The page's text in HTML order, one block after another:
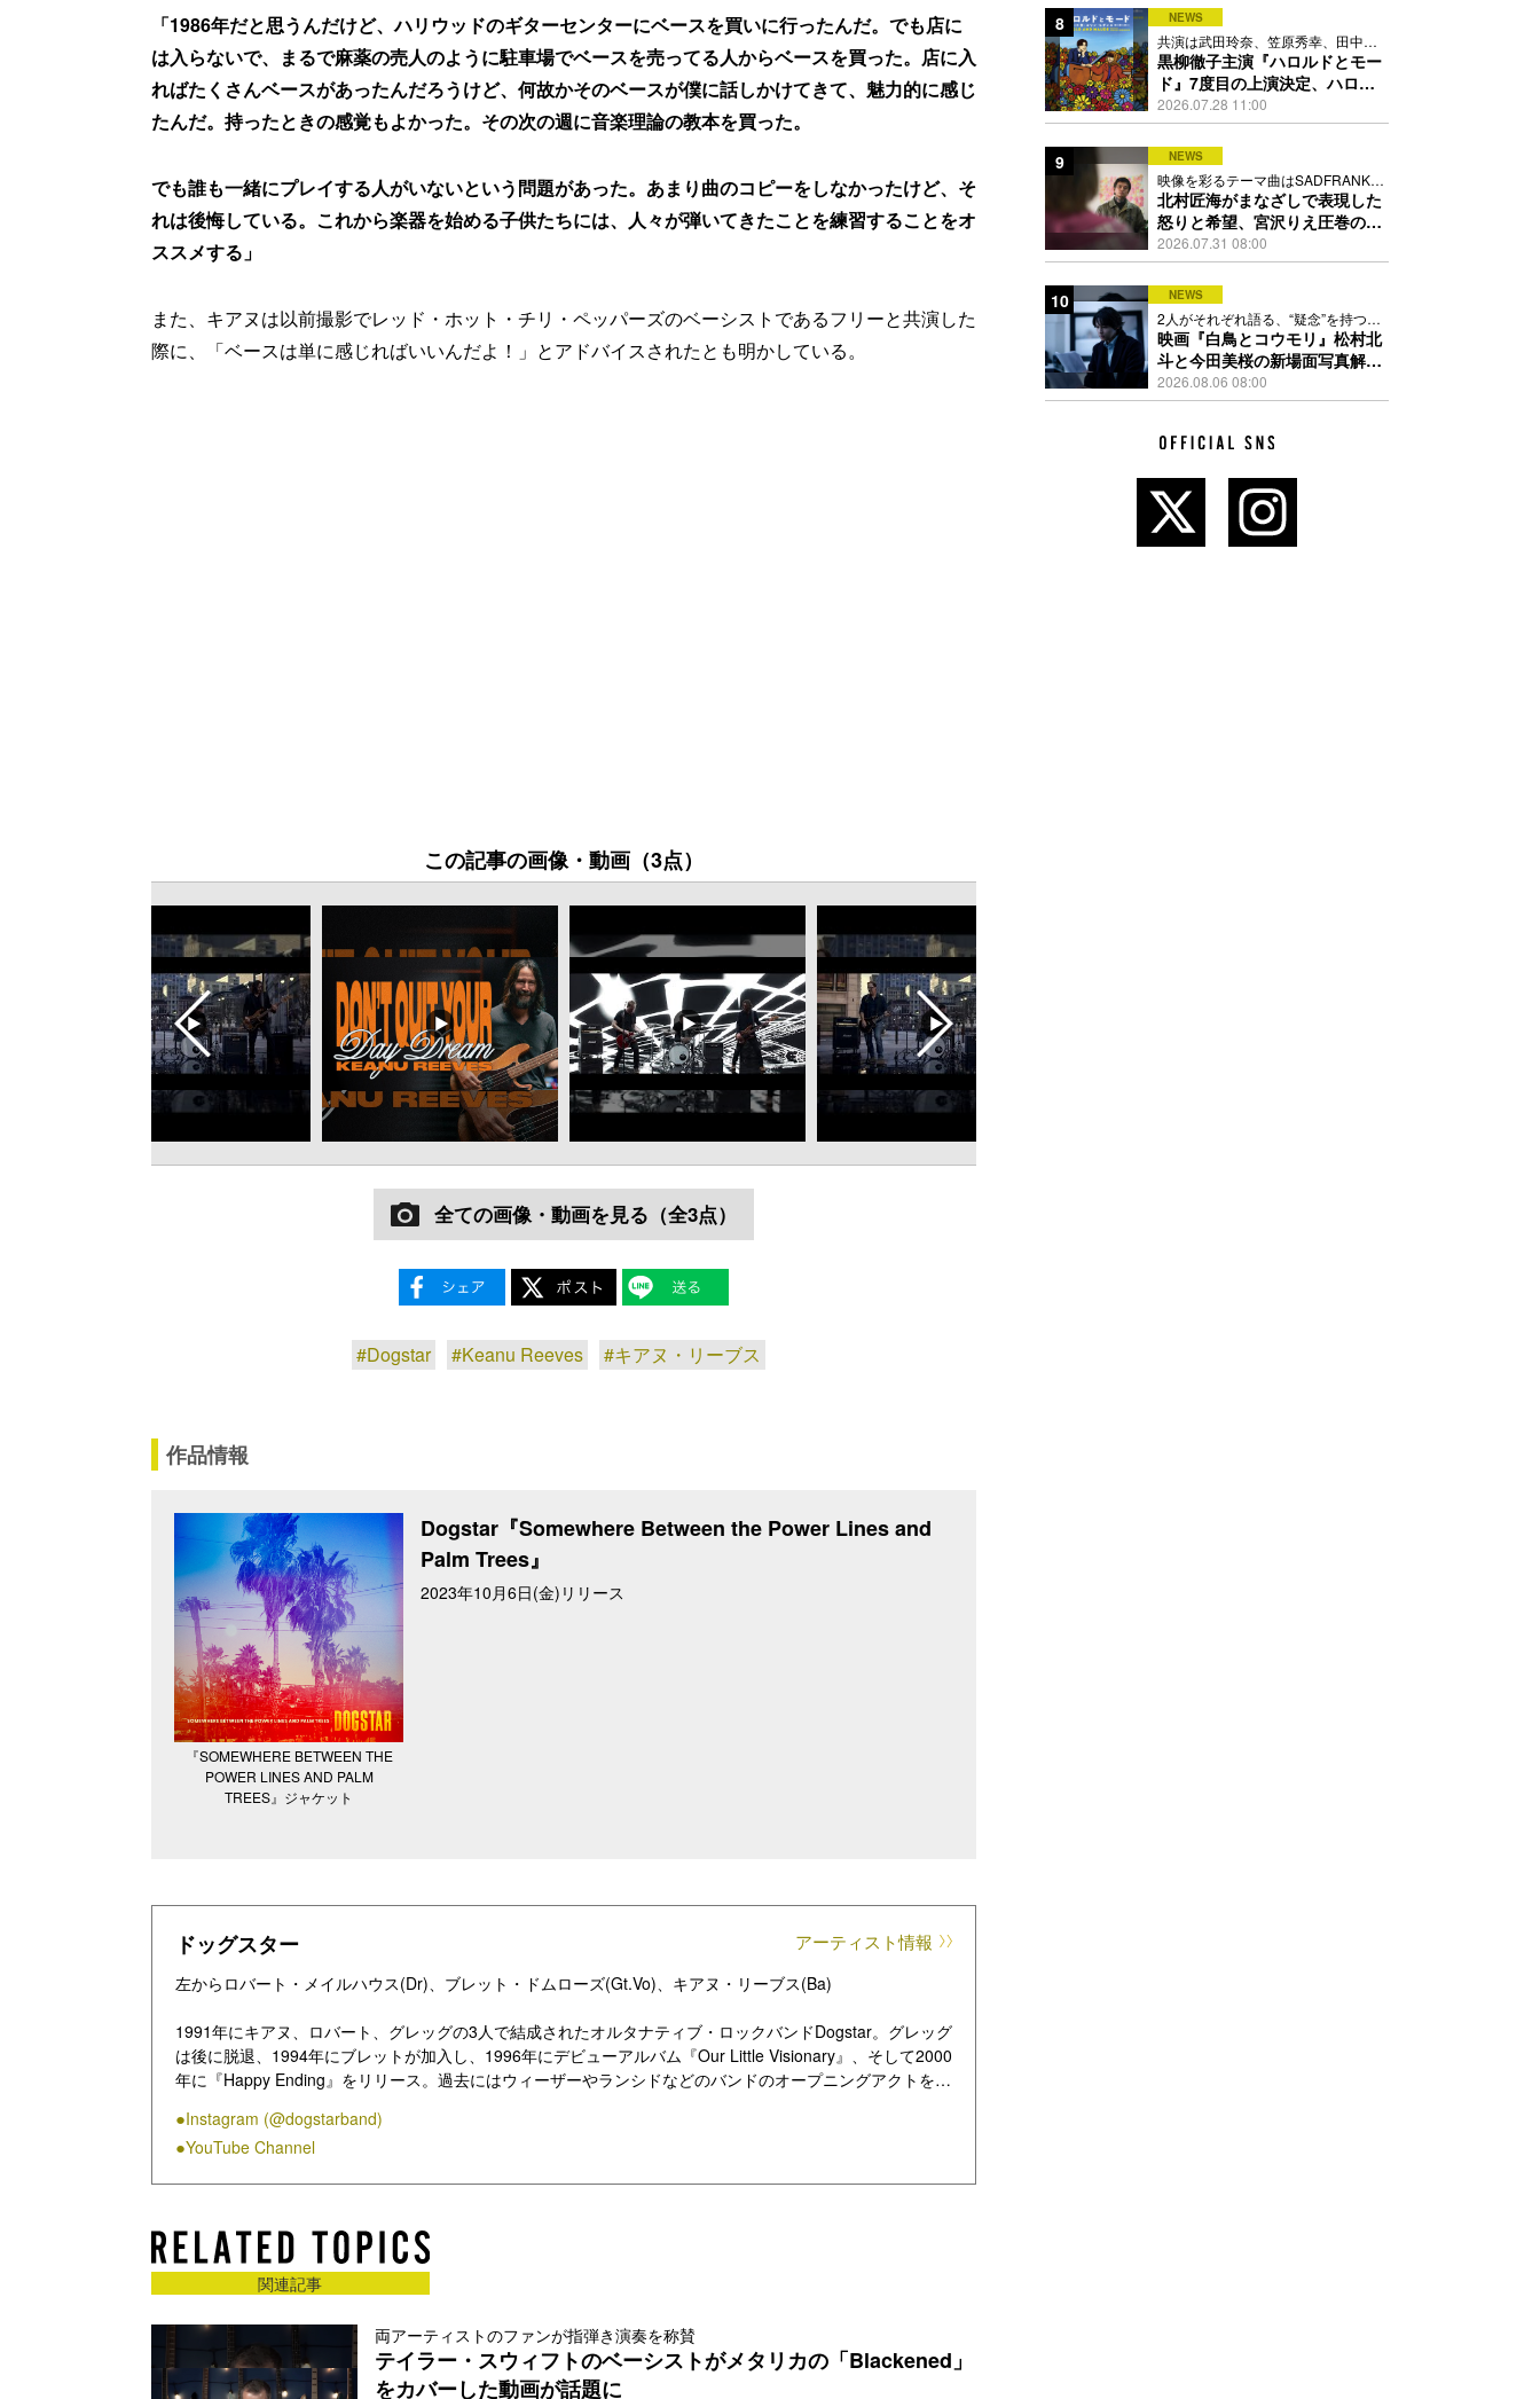
「1986年だと思うんだけど、ハリウッドのギターセンターにベースを買いに行ったんだ。でも店に
は入らないで、まるで麻薬の売人のように駐車場でベースを売ってる人からベースを買った。店に入
ればたくさんベースがあったんだろうけど、何故かそのベースが僕に話しかけてきて、魅力的に感じ
たんだ。持ったときの感覚もよかった。その次の週に音楽理論の教本を買った。
でも誰も一緒にプレイする人がいないという問題があった。あまり曲のコピーをしなかったけど、そ
れは後悔している。これから楽器を始める子供たちには、人々が弾いてきたことを練習することをオ
ススメする」
また、キアヌは以前撮影でレッド・ホット・チリ・ペッパーズのベーシストであるフリーと共演した
際に、「ベースは単に感じればいいんだよ！」とアドバイスされたとも明かしている。
この記事の画像・動画（3点）
全ての画像・動画を見る（全3点）
#Dogstar #Keanu Reeves #キアヌ・リーブス
作品情報
『SOMEWHERE BETWEEN THE
POWER LINES AND PALM
TREES』ジャケット
Dogstar『Somewhere Between the Power Lines and
Palm Trees』
2023年10月6日(金)リリース
ドッグスター アーティスト情報
左からロバート・メイルハウス(Dr)、ブレット・ドムローズ(Gt.Vo)、キアヌ・リーブス(Ba)
1991年にキアヌ、ロバート、グレッグの3⼈で結成されたオルタナティブ・ロックバンドDogstar。グレッグ
は後に脱退、1994年にブレットが加⼊し、1996年にデビューアルバム『Our Little Visionary』、そして2000
年に『Happy Ending』をリリース。過去にはウィーザーやランシドなどのバンドのオープニングアクトを務
が、2022年7⽉にインスタグラムのアカウントを開設し、「僕たちがカムバックする / Weʼre back」と再結
成を宣⾔した。2023年5⽉にはアメリカで⾏われた⾳楽フェス「ボトルロック・ナババレー・フェスティバ
ンドに注⽬が集まる。
Instagram (@dogstarband)
YouTube Channel
関連記事
両アーティストのファンが指弾き演奏を称賛
テイラー・スウィフトのベーシストがメタリカの「Blackened」
をカバーした動画が話題に
8 NEWS
共演は武田玲奈、笠原秀幸、田中要
次、井川遥
黒柳徹子主演『ハロルドとモー
ド』7度目の上演決定、ハロル
ド役はKEY TO LIT岩﨑大昇
2026.07.28 11:00
9 NEWS
映像を彩るテーマ曲はSADFRANKが
歌う「愛の讃歌」カバー
北村匠海がまなざしで表現した
怒りと希望、宮沢りえ圧巻の演
技が光る『しびれ』90秒予告解
禁
2026.07.31 08:00
10 NEWS
2人がそれぞれ語る、“疑念”を持つこ
との苦しさとは
映画『白鳥とコウモリ』松村北
斗と今田美桜の新場面写真解
禁、事件前後で一変する表情捉
えた全4点
2026.08.06 08:00